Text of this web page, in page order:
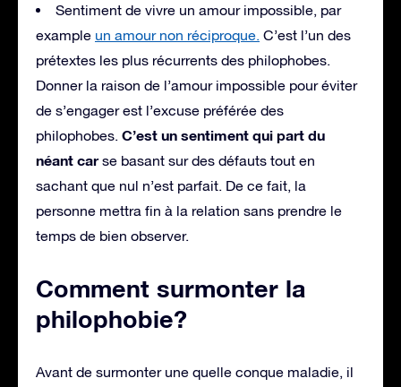
Sentiment de vivre un amour impossible, par
example un amour non réciproque. C’est l’un des
prétextes les plus récurrents des philophobes.
Donner la raison de l’amour impossible pour éviter
de s’engager est l’excuse préférée des
philophobes. C’est un sentiment qui part du
néant carse basant sur des défauts tout en
sachant que nul n’est parfait. De ce fait, la
personne mettra fin à la relation sans prendre le
temps de bien observer.
Comment surmonter la
philophobie?
Avant de surmonter une quelle conque maladie, il